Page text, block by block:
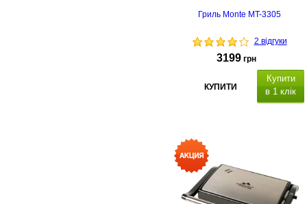
Гриль Monte MT-3305
2 відгуки
3199 грн
КУПИТИ
Купити
в 1 клік